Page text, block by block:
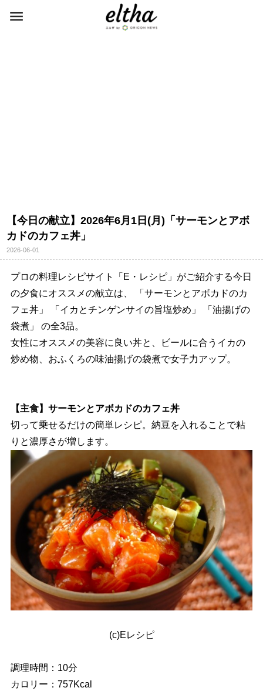
【今日の献立】2026年6月1日(月)「サーモンとアボ
カドのカフェ丼」
2026-06-01
プロの料理レシピサイト「E・レシピ」がご紹介する今日
の夕食にオススメの献立は、 「サーモンとアボカドのカ
フェ丼」 「イカとチンゲンサイの旨塩炒め」 「油揚げの
袋煮」 の全3品。
女性にオススメの美容に良い丼と、ビールに合うイカの
炒め物、おふくろの味油揚げの袋煮で女子力アップ。
【主食】サーモンとアボカドのカフェ丼
切って乗せるだけの簡単レシピ。納豆を入れることで粘
りと濃厚さが増します。
(c)Eレシピ
調理時間：10分
カロリー：757Kcal